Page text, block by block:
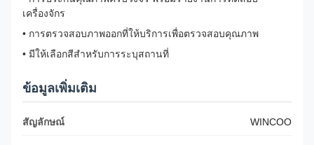
เครื่องจักร
• การตรวจสอบภาพออกที่ให้บริการเพื่อตรวจสอบคุณภาพ
• มีให้เลือกสีสําหรับการระบุสถานที่
ข้อมูลเพิ่มเติม
สัญลักษณ์ WINCOO